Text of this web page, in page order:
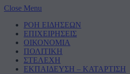
Close Menu
ΡΟΗ ΕΙΔΗΣΕΩΝ
ΕΠΙΧΕΙΡΗΣΕΙΣ
ΟΙΚΟΝΟΜΙΑ
ΠΟΛΙΤΙΚΗ
ΣΤΕΛΕΧΗ
ΕΚΠΑΙΔΕΥΣΗ – ΚΑΤΑΡΤΙΣΗ